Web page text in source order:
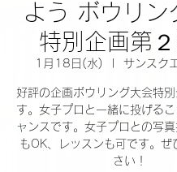
よう ボウリン
特別企画第２
1月18日(水) サンスク
好評の企画ボウリング大会特
す。女子プロと一緒に投げる
ャンスです。女子プロとの写
もOK、レッスンも可です。ぜ
さい！